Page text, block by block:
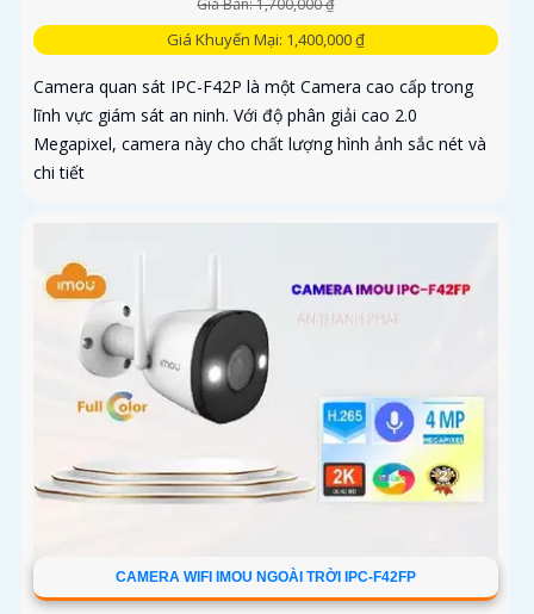
Giá Bán: 1,700,000 ₫
Giá Khuyến Mại: 1,400,000 ₫
Camera quan sát IPC-F42P là một Camera cao cấp trong
lĩnh vực giám sát an ninh. Với độ phân giải cao 2.0
Megapixel, camera này cho chất lượng hình ảnh sắc nét và
chi tiết
CAMERA WIFI IMOU NGOÀI TRỜI IPC-F42FP